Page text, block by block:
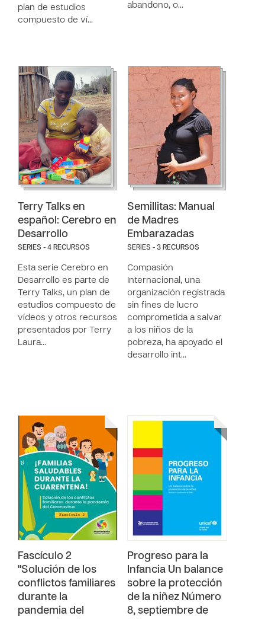
plan de estudios
compuesto de ví…
abandono, o…
Terry Talks en
español: Cerebro en
Desarrollo
SERIES - 4 RECURSOS
Esta serie Cerebro en
Desarrollo es parte de
Terry Talks, un plan de
estudios compuesto de
vídeos y otros recursos
presentados por Terry
Laura…
Semillitas: Manual
de Madres
Embarazadas
SERIES - 3 RECURSOS
Compasión
Internacional, una
organización registrada
sin fines de lucro
comprometida a salvar
a los niños de la
pobreza, ha apoyado el
desarrollo int…
Fascículo 2
"Solución de los
conflictos familiares
durante la
pandemia del
Progreso para la
Infancia Un balance
sobre la protección
de la niñez Número
8, septiembre de